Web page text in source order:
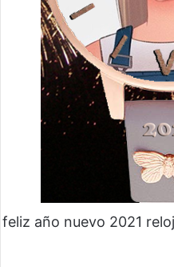
feliz año nuevo 2021